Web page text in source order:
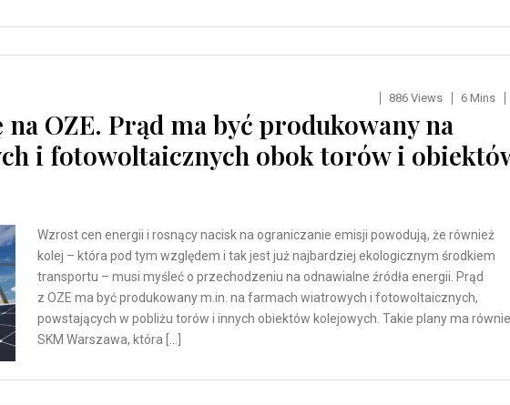
886 Views 6 Mins
OZE. Prąd ma być produkowany na
i fotowoltaicznych obok torów i
Wzrost cen energii i rosnący nacisk na ograniczanie emisji powodują, że również
kolej – która pod tym względem i tak jest już najbardziej ekologicznym środkiem
transportu – musi myśleć o przechodzeniu na odnawialne źródła energii. Prąd
z OZE ma być produkowany m.in. na farmach wiatrowych i fotowoltaicznych,
powstających w pobliżu torów i innych obiektów kolejowych. Takie plany ma
SKM Warszawa, która […]